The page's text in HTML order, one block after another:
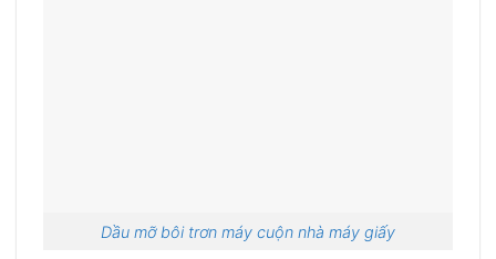
Dầu mỡ bôi trơn máy cuộn nhà máy giấy